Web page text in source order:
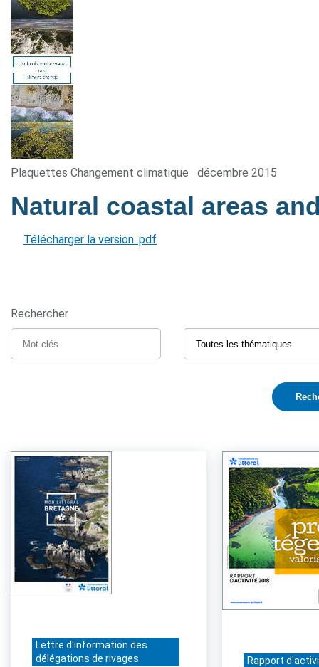
Plaquettes Changement climatique décembre 2015
Natural coastal areas
Télécharger la version .pdf
Rechercher
Lettre d'information des
délégations de rivages
Rapport